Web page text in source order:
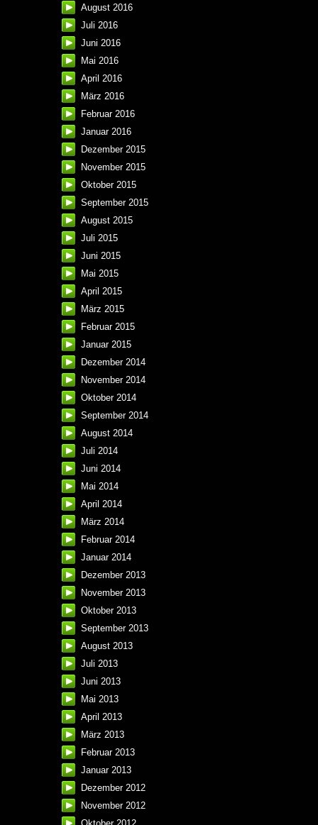
August 2016
Juli 2016
Juni 2016
Mai 2016
April 2016
März 2016
Februar 2016
Januar 2016
Dezember 2015
November 2015
Oktober 2015
September 2015
August 2015
Juli 2015
Juni 2015
Mai 2015
April 2015
März 2015
Februar 2015
Januar 2015
Dezember 2014
November 2014
Oktober 2014
September 2014
August 2014
Juli 2014
Juni 2014
Mai 2014
April 2014
März 2014
Februar 2014
Januar 2014
Dezember 2013
November 2013
Oktober 2013
September 2013
August 2013
Juli 2013
Juni 2013
Mai 2013
April 2013
März 2013
Februar 2013
Januar 2013
Dezember 2012
November 2012